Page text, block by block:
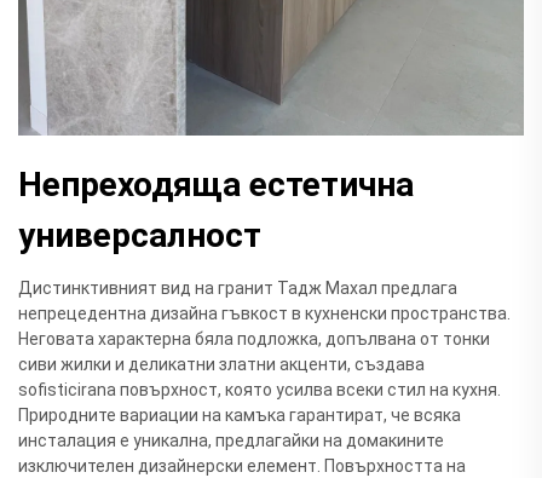
Непреходяща естетична
универсалност
Дистинктивният вид на гранит Тадж Махал предлага
непрецедентна дизайна гъвкост в кухненски пространства.
Неговата характерна бяла подложка, допълвана от тонки
сиви жилки и деликатни златни акценти, създава
sofisticirana повърхност, която усилва всеки стил на кухня.
Природните вариации на камъка гарантират, че всяка
инсталация е уникална, предлагайки на домакините
изключителен дизайнерски елемент. Повърхността на